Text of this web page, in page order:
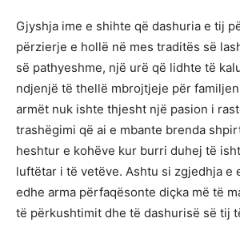
Gjyshja ime e shihte që dashuria e tij
përzierje e hollë në mes traditës së
së pathyeshme, një urë që lidhte të
ndjenjë të thellë mbrojtjeje për
armët nuk ishte thjesht një pasion i
trashëgimi që ai e mbante brenda
heshtur e kohëve kur burri duhej të
luftëtar i të vetëve. Ashtu si zgjedhja e
edhe arma përfaqësonte diçka më të
të përkushtimit dhe të dashurisë së tij